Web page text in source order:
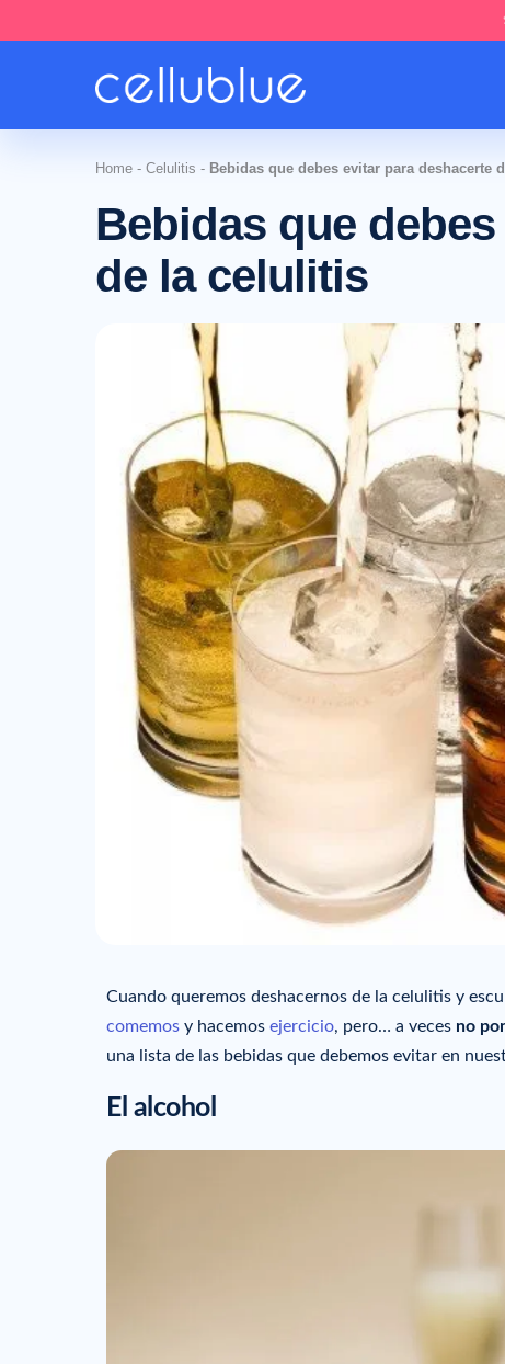
Home - Celulitis - Bebidas que debes evitar para deshacerte
Bebidas que
de la celulitis
Cuando queremos deshacernos de la celulitis y
comemos y hacemos ejercicio, pero… a veces no
una lista de las bebidas que debemos evitar en
El alcohol